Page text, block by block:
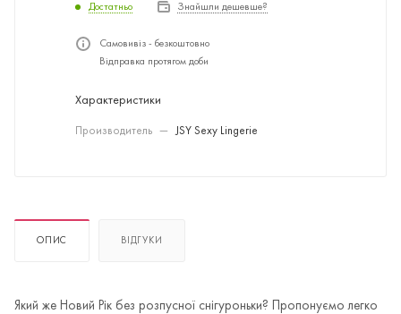
Достатньо Знайшли дешевше?
Самовивіз - безкоштовно
Відправка протягом доби
Характеристики
Производитель — JSY Sexy Lingerie
ОПИС ВІДГУКИ
Який же Новий Рік без розпусної снігуроньки? Пропонуємо легко